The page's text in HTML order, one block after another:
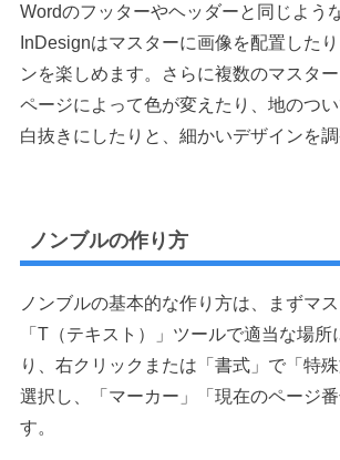
Wordのフッターやヘッダーと同じよう
InDesignはマスターに画像を配置した
ンを楽しめます。さらに複数のマスター
ページによって色が変えたり、地のつ
白抜きにしたりと、細かいデザインを調
ノンブルの作り方
ノンブルの基本的な作り方は、まずマ
「T（テキスト）」ツールで適当な場
り、右クリックまたは「書式」で「特
選択し、「マーカー」「現在のページ
す。